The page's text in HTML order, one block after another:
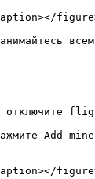
отключите
Add